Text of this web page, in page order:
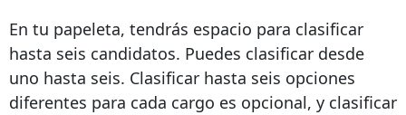
En tu papeleta, tendrás espacio para clasificar
hasta seis candidatos. Puedes clasificar desde
uno hasta seis. Clasificar hasta seis opciones
diferentes para cada cargo es opcional, y clasificar